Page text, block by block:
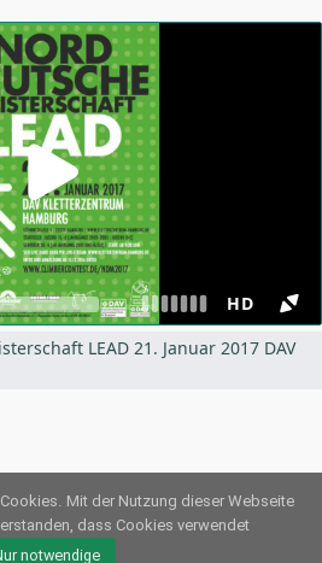
Mit der Nutzung dieser Webseite
dass Cookies verwendet
notwendige
HD
LEAD 21. Januar 2017 DAV
Impressum• Datenschutz Cookies •